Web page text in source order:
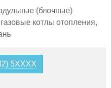
(блочные)
котлы отопления,
5XXXX